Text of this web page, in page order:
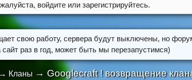
войдите или зарегистрируйтесь.
свою работу, сервера будут выключены, но
раз в год, может быть мы перезапустимся)
→ Кланы → Googlecraft ! возвращение